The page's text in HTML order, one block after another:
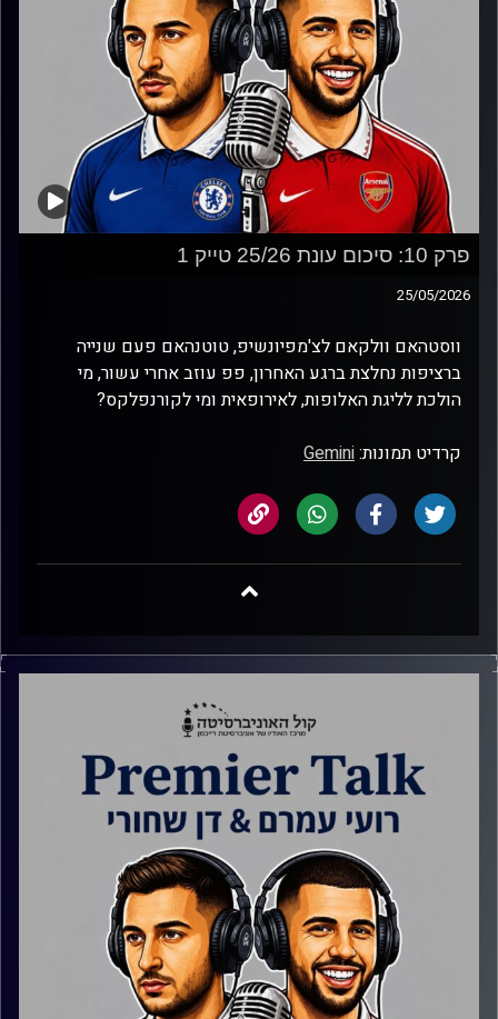
פרק 10: סיכום עונת 25/26 טייק 1
25/05/2026
ווסטהאם וולקאם לצ'מפיונשיפ, טוטנהאם פעם שנייה
ברציפות נחלצת ברגע האחרון, פפ עוזב אחרי עשור, מי
הולכת לליגת האלופות, לאירופאית ומי לקורנפלקס?
קרדיט תמונות:Gemini